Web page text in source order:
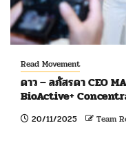
Read Movement
ดาว – ลภัสรดา CEO
BioActive+
20/11/2025 Team